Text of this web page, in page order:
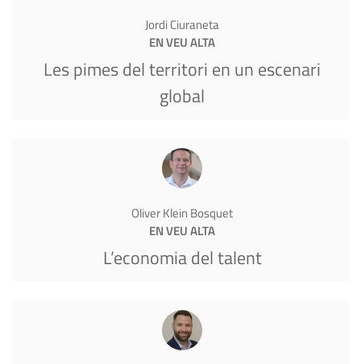
Jordi Ciuraneta
EN VEU ALTA
Les pimes del territori en un escenari
global
Oliver Klein Bosquet
EN VEU ALTA
L’economia del talent